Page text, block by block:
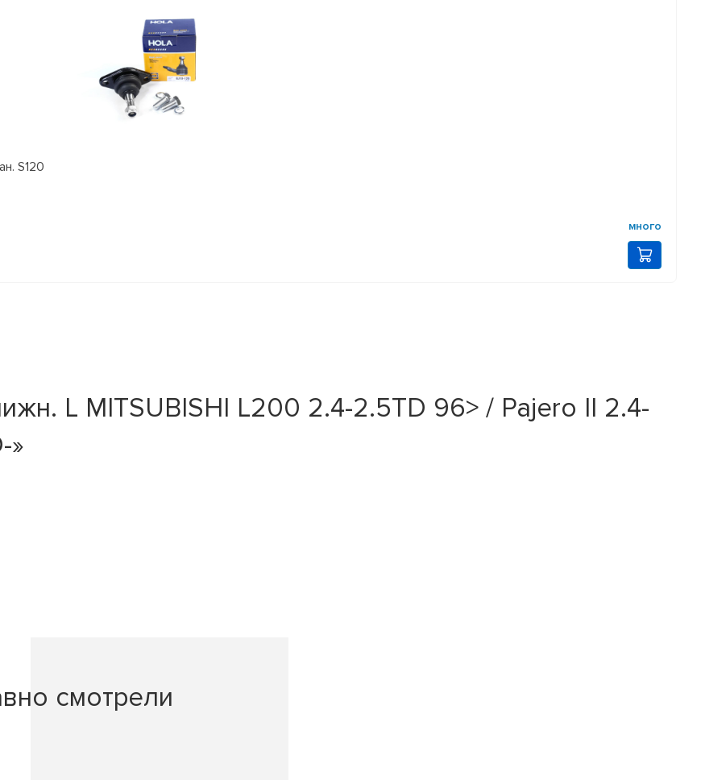
S120
много
L MITSUBISHI L200 2.4-2.5TD 96> / Pajero II 2.4-
»
смотрели